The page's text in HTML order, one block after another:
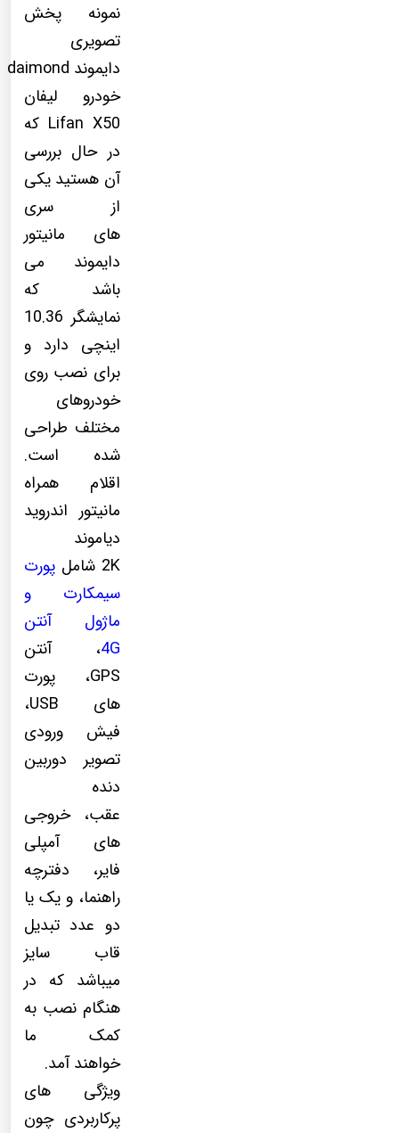
نمونه پخش
تصویری
دایموند daimond
خودرو لیفان
Lifan X50 که
در حال بررسی
آن هستید یکی
از سری
های مانیتور
دایموند می
باشد که
نمایشگر 10.36
اینچی دارد و
برای نصب روی
خودروهای
مختلف طراحی
شده است.
اقلام همراه
مانیتور اندروید
دیاموند
2K شامل
پورت
سیمکارت و
ماژول آنتن
4G، آنتن
GPS، پورت
های USB،
فیش ورودی
تصویر دوربین
دنده
عقب، خروجی
های آمپلی
فایر، دفترچه
راهنما، و یک یا
دو عدد تبدیل
قاب سایز
میباشد که در
هنگام نصب به
کمک ما
خواهند آمد.
ویژگی های
پرکاربردی چون